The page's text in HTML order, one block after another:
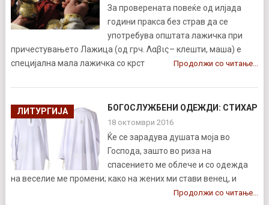
За проверената повеќе од илјада
години пракса без страв да се
употребува општата лажичка при
причестувањето Лажица (од грч. Λαβις– клешти, маша) е
специјална мала лажичка со крст
Продолжи со читање...
ЛИТУРГИЈА БОГОСЛУЖБЕНИ ОДЕЖДИ: СТИХАР
18 октомври 2016
Ќе се зарадува душата моја во
Господа, зашто во риза на
спасението ме облече и со одежда
на веселие ме промени; како на жених ми стави венец, и
Продолжи со читање...